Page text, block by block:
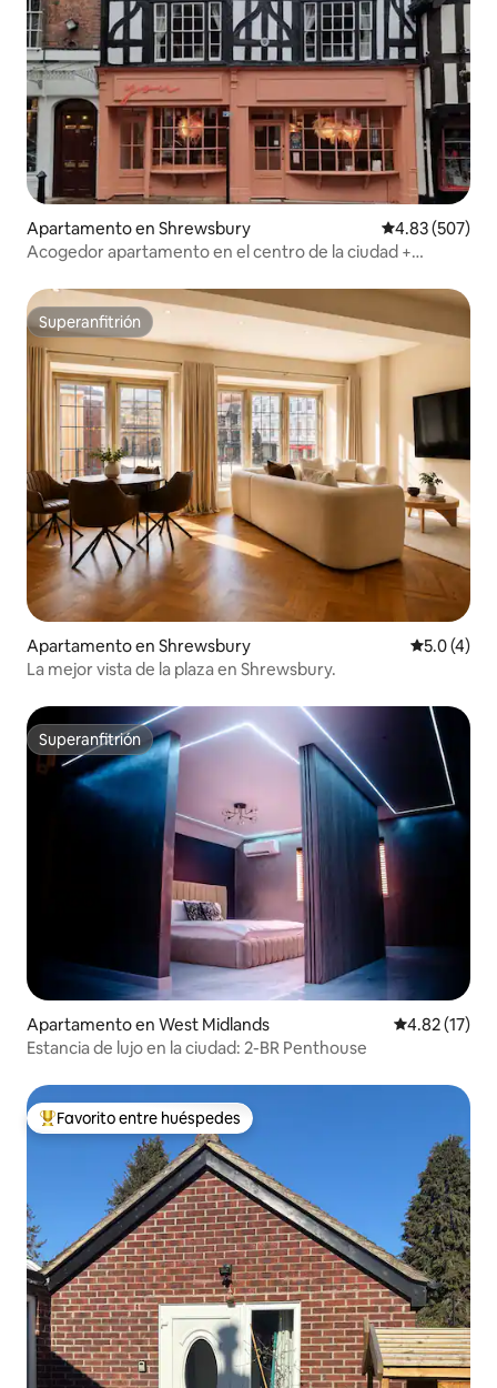
Apartamento en Shrewsbury Calificación
4.83 (507)
Acogedor apartamento en el centro de la ciudad +
Superanfitrión
Superanfitrión
Apartamento en Shrewsbury
5.0 (4)
La mejor vista de la plaza en Shrewsbury.
Superanfitrión
Superanfitrión
Apartamento en West Midlands Calificación
4.82 (17)
Estancia de lujo en la ciudad: 2-BR Penthouse
Favorito entre huéspedes preferido
Favorito entre huéspedes